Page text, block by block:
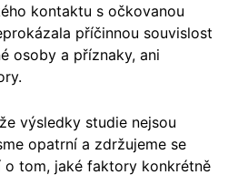
kontaktu s očkovanou
příčinnou souvislost
osoby a příznaky, ani
výsledky studie nejsou
opatrní a zdržujeme se
tom, jaké faktory konkrétně